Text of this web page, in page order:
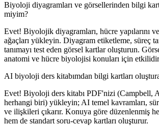
Biyoloji diyagramları ve görsellerinden bilgi
miyim?
Evet! Biyolojik diyagramları, hücre yapılarını
ağaçları yükleyin. Diyagram etiketleme, süreç
tanımayı test eden görsel kartlar oluşturun.
anatomi ve hücre biyolojisi konuları için
AI biyoloji ders kitabımdan bilgi kartları
Evet! Biyoloji ders kitabı PDF'nizi (Campbell,
herhangi biri) yükleyin; AI temel kavramları,
ve ilişkileri çıkarır. Konuya göre düzenlenmiş
hem de standart soru-cevap kartları oluşturur.